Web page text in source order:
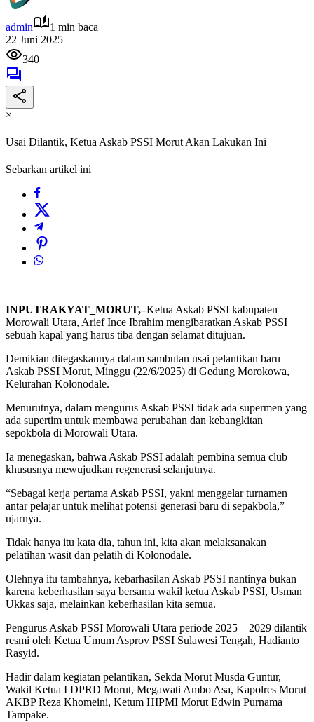
admin
1 min baca
22 Juni 2025
340
×
Usai Dilantik, Ketua Askab PSSI Morut Akan Lakukan Ini
Sebarkan artikel ini
INPUTRAKYAT_MORUT,–Ketua Askab PSSI kabupaten
Morowali Utara, Arief Ince Ibrahim mengibaratkan Askab PSSI
sebuah kapal yang harus tiba dengan selamat ditujuan.
Demikian ditegaskannya dalam sambutan usai pelantikan baru
Askab PSSI Morut, Minggu (22/6/2025) di Gedung Morokowa,
Kelurahan Kolonodale.
Menurutnya, dalam mengurus Askab PSSI tidak ada supermen yang
ada supertim untuk membawa perubahan dan kebangkitan
sepokbola di Morowali Utara.
Ia menegaskan, bahwa Askab PSSI adalah pembina semua club
khususnya mewujudkan regenerasi selanjutnya.
“Sebagai kerja pertama Askab PSSI, yakni menggelar turnamen
antar pelajar untuk melihat potensi generasi baru di sepakbola,”
ujarnya.
Tidak hanya itu kata dia, tahun ini, kita akan melaksanakan
pelatihan wasit dan pelatih di Kolonodale.
Olehnya itu tambahnya, kebarhasilan Askab PSSI nantinya bukan
karena keberhasilan saya bersama wakil ketua Askab PSSI, Usman
Ukkas saja, melainkan keberhasilan kita semua.
Pengurus Askab PSSI Morowali Utara periode 2025 – 2029 dilantik
resmi oleh Ketua Umum Asprov PSSI Sulawesi Tengah, Hadianto
Rasyid.
Hadir dalam kegiatan pelantikan, Sekda Morut Musda Guntur,
Wakil Ketua I DPRD Morut, Megawati Ambo Asa, Kapolres Morut
AKBP Reza Khomeini, Ketum HIPMI Morut Edwin Purnama
Tampake.